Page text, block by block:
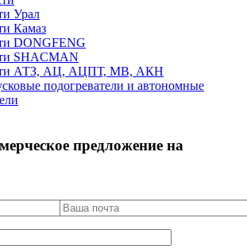
Урал
Камаз
DONGFENG
SHACMAN
АТЗ, АЦ, АЦПТ, МВ, АКН
подогреватели и автономные
предложение на